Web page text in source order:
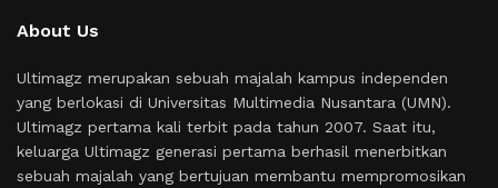
About Us
Ultimagz merupakan sebuah majalah kampus independen
yang berlokasi di Universitas Multimedia Nusantara (UMN).
Ultimagz pertama kali terbit pada tahun 2007. Saat itu,
keluarga Ultimagz generasi pertama berhasil menerbitkan
sebuah majalah yang bertujuan membantu mempromosikan